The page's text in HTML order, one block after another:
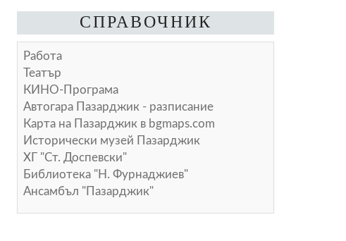
СПРАВОЧНИК
Работа
Театър
КИНО-Програма
Автогара Пазарджик - разписание
Карта на Пазарджик в bgmaps.com
Исторически музей Пазарджик
ХГ "Ст. Доспевски"
Библиотека "Н. Фурнаджиев"
Ансамбъл "Пазарджик"